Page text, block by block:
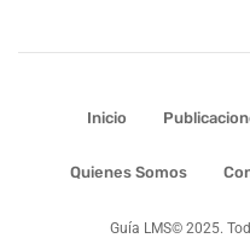
Inicio
Quienes Somos
Guía LMS© 2025.